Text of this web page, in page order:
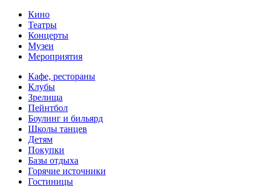
Кино
Театры
Концерты
Музеи
Мероприятия
Кафе, рестораны
Клубы
Зрелища
Пейнтбол
Боулинг и бильярд
Школы танцев
Детям
Покупки
Базы отдыха
Горячие источники
Гостиницы